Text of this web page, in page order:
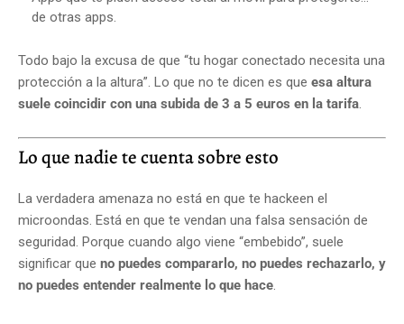
de otras apps.
Todo bajo la excusa de que “tu hogar conectado necesita una
protección a la altura”. Lo que no te dicen es que esa altura
suele coincidir con una subida de 3 a 5 euros en la tarifa.
Lo que nadie te cuenta sobre esto
La verdadera amenaza no está en que te hackeen el
microondas. Está en que te vendan una falsa sensación de
seguridad. Porque cuando algo viene “embebido”, suele
significar que no puedes compararlo, no puedes rechazarlo, y
no puedes entender realmente lo que hace.